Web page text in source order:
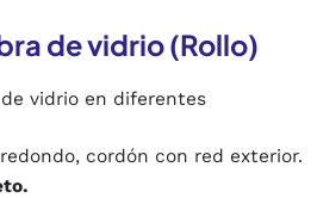
de vidrio (Rollo)
vidrio en diferentes
cordón con red exterior.